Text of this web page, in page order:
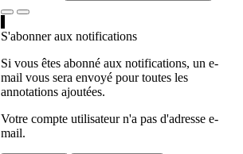
S'abonner aux notifications
Si vous êtes abonné aux notifications, un e-
mail vous sera envoyé pour toutes les
annotations ajoutées.
Votre compte utilisateur n'a pas d'adresse e-
mail.